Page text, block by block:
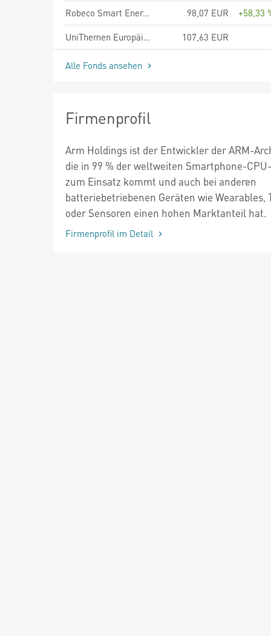
Robeco Smart Energy D EUR
98,07 EUR
+58,33
UniThemen Europäische Autonomie A
107,63 EUR
Alle Fonds ansehen
Firmenprofil
Arm Holdings ist der Entwickler der ARM-
die in 99 % der weltweiten Smartphone-
zum Einsatz kommt und auch bei anderen
batteriebetriebenen Geräten wie Wearables,
oder Sensoren einen hohen Marktanteil hat.
Firmenprofil im Detail